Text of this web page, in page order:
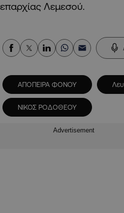
επαρχίας Λεμεσού.
ΑΠΟΠΕΙΡΑ ΦΟΝΟΥ
ΝΙΚΟΣ ΡΟΔΟΘΕΟΥ
Advertisement